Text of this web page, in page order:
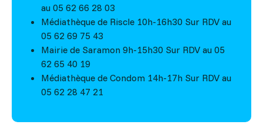
au 05 62 66 28 03
Médiathèque de Riscle 10h-16h30 Sur RDV au
05 62 69 75 43
Mairie de Saramon 9h-15h30 Sur RDV au 05
62 65 40 19
Médiathèque de Condom 14h-17h Sur RDV au
05 62 28 47 21